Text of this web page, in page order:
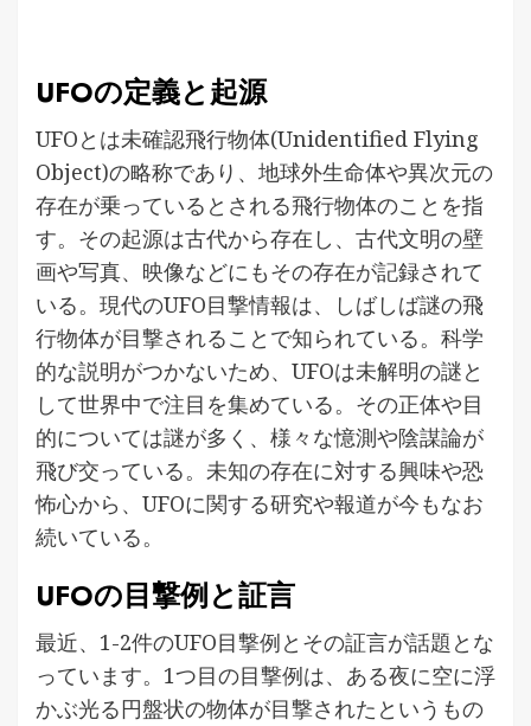
UFOの定義と起源
UFOとは未確認飛行物体(Unidentified Flying
Object)の略称であり、地球外生命体や異次元の
存在が乗っているとされる飛行物体のことを指
す。その起源は古代から存在し、古代文明の壁
画や写真、映像などにもその存在が記録されて
いる。現代のUFO目撃情報は、しばしば謎の飛
行物体が目撃されることで知られている。科学
的な説明がつかないため、UFOは未解明の謎と
して世界中で注目を集めている。その正体や目
的については謎が多く、様々な憶測や陰謀論が
飛び交っている。未知の存在に対する興味や恐
怖心から、UFOに関する研究や報道が今もなお
続いている。
UFOの目撃例と証言
最近、1-2件のUFO目撃例とその証言が話題とな
っています。1つ目の目撃例は、ある夜に空に浮
かぶ光る円盤状の物体が目撃されたというもの